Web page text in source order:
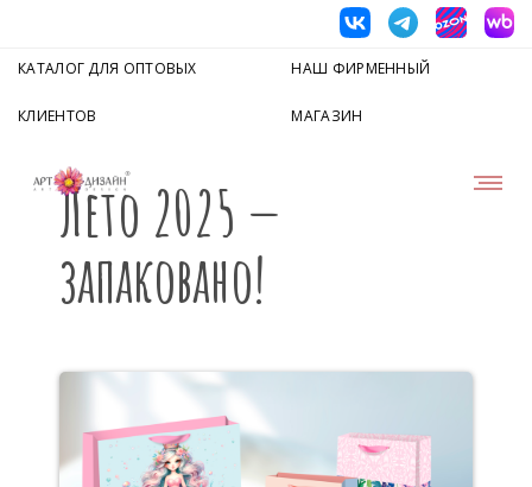
КАТАЛОГ ДЛЯ ОПТОВЫХ
КЛИЕНТОВ
НАШ ФИРМЕННЫЙ
МАГАЗИН
Лето 2025 —
запаковано!